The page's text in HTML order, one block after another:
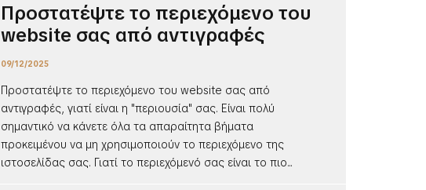
Προστατέψτε το περιεχόμενο του
website σας από αντιγραφές
09/12/2025
Προστατέψτε το περιεχόμενο του website σας από
αντιγραφές, γιατί είναι η "περιουσία" σας. Είναι πολύ
σημαντικό να κάνετε όλα τα απαραίτητα βήματα
προκειμένου να μη χρησιμοποιούν το περιεχόμενο της
ιστοσελίδας σας. Γιατί το περιεχόμενό σας είναι το πιο...